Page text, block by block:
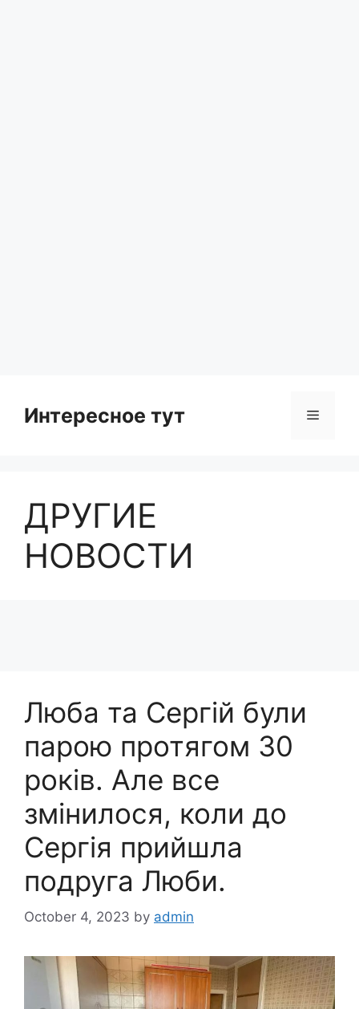
Интересное тут Menu
ДРУГИЕ
НОВОСТИ
Люба та Сергій були
парою протягом 30
років. Але все
змінилося, коли до
Сергія прийшла
подруга Люби.
October 4, 2023 by admin